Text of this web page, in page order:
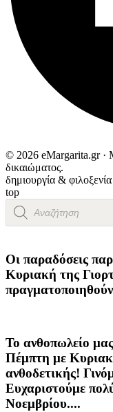
© 2026 eMargarita.gr ·
δικαιώματος.
δημιουργία &
top
Products
search
Οι παραδόσεις
Κυριακή της
Το ανθοπωλείο μας
Πέμπτη με
ανθοδετικής!
Ευχαριστούμε
Νοεμβρίου....